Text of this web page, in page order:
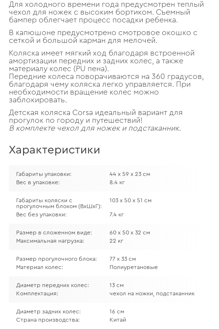
Для холодного времени года предусмотрен теплый
чехол для ножек с высоким бортиком. Съемный
бампер облегчает процесс посадки ребенка.
В капюшоне предусмотрено смотровое окошко с
сеткой и большой карман для мелочей.
Коляска имеет мягкий ход благодаря встроенной
амортизации передних и задних колес, а также
материалу колес (PU пена).
Передние колеса поворачиваются на 360 градусов,
благодаря чему коляска легко управляется. При
необходимости вращение колес можно
заблокировать.
Детская коляска Corsa идеальный вариант для
прогулок по городу и путешествий!
В комплекте чехол для ножек и подстаканник.
Характеристики
Габариты упаковки:
44 х 59 х 23 см
Вес в упаковке:
8.4 кг
Габариты коляски с
прогулочным блоком (ВхШхГ):
103 х 50 х 51 см
Вес без упаковки: 7.4 кг
Размер в сложенном виде:
60 х 50 х 32 см
Максимальная нагрузка:
22 кг
Размер прогулочного блока:
77 х 33 см
Материал колес:
Полиуретановые
Диаметр передних колес:
13 см
Комплектация:
чехол на ножки, подстаканник
Диаметр задних колес:
16 см
Страна производства:
Китай